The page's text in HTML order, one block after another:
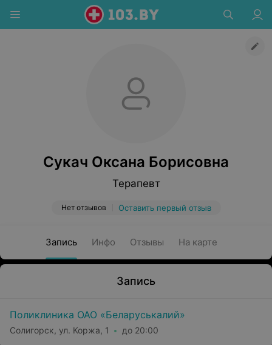
Сукач Оксана Борисовна
Терапевт
Нет отзывов Оставить первый отзыв
Запись Инфо Отзывы На карте
Запись
Поликлиника ОАО «Беларуськалий»
Солигорск, ул. Коржа, 1 до 20:00